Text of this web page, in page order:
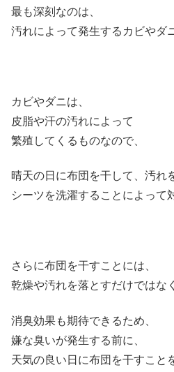
最も深刻なのは、
汚れによって発生するカビやダ
カビやダニは、
皮脂や汗の汚れによって
繁殖してくるものなので、
晴天の日に布団を干して、汚れ
シーツを洗濯することによって
さらに布団を干すことには、
乾燥や汚れを落とすだけではな
消臭効果も期待できるため、
嫌な臭いが発生する前に、
天気の良い日に布団を干すこと